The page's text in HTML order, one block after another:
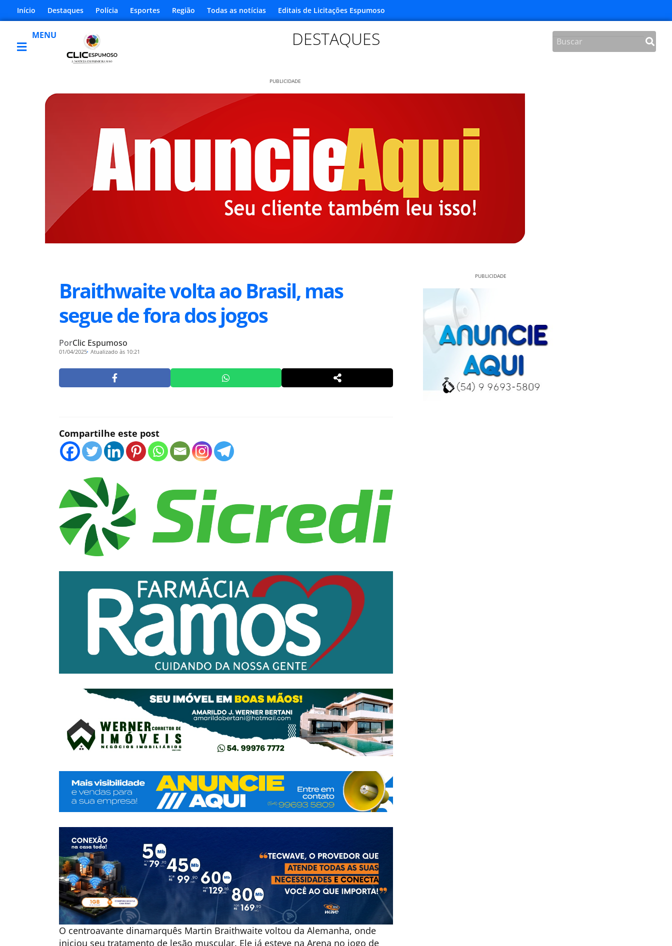
Início Destaques Polícia Esportes Região Todas as notícias Editais de Licitações Espumoso
MENU DESTAQUES
PUBLICIDADE
Braithwaite volta ao Brasil, mas
segue de fora dos jogos
PorClic Espumoso
01/04/2025 Atualizado às 10:21
Compartilhe este post
O centroavante dinamarquês Martin Braithwaite voltou da Alemanha, onde
iniciou seu tratamento de lesão muscular. Ele já esteve na Arena no jogo de
PUBLICIDADE